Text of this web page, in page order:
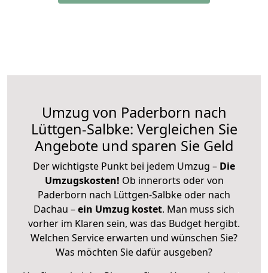
Umzug von Paderborn nach
Lüttgen-Salbke: Vergleichen Sie
Angebote und sparen Sie Geld
Der wichtigste Punkt bei jedem Umzug – Die
Umzugskosten! Ob innerorts oder von
Paderborn nach Lüttgen-Salbke oder nach
Dachau –ein Umzug kostet. Man muss sich
vorher im Klaren sein, was das Budget hergibt.
Welchen Service erwarten und wünschen Sie?
Was möchten Sie dafür ausgeben?